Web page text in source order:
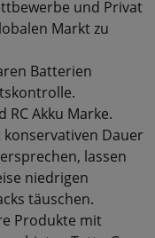
und Privat
Markt zu
Batterien
RC Akku Marke.
Dauer
lassen
niedrigen
täuschen.
Produkte mit